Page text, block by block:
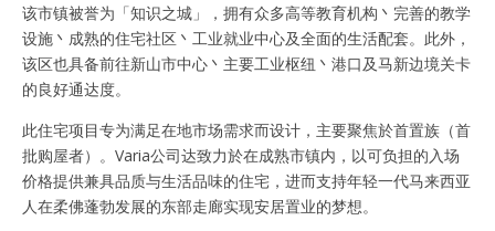
该市镇被誉为「知识之城」，拥有众多高等教育机构丶完善的教学
设施丶成熟的住宅社区丶工业就业中心及全面的生活配套。此外，
该区也具备前往新山市中心丶主要工业枢纽丶港口及马新边境关卡
的良好通达度。
此住宅项目专为满足在地市场需求而设计，主要聚焦於首置族（首
批购屋者）。Varia公司达致力於在成熟市镇内，以可负担的入场
价格提供兼具品质与生活品味的住宅，进而支持年轻一代马来西亚
人在柔佛蓬勃发展的东部走廊实现安居置业的梦想。